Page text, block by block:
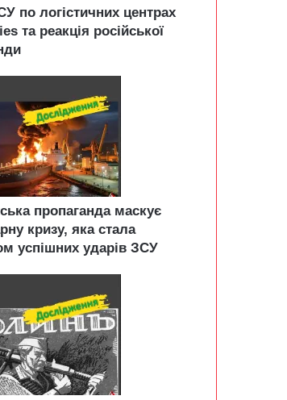
по логістичних центрах
та реакція російської
пропаганда маскує
кризу, яка стала
успішних ударів ЗСУ